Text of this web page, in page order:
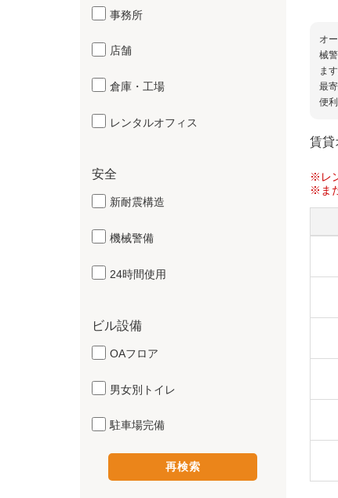
オ
械
ま
最
便
賃
※レ
※ま
事務所
店舗
倉庫・工場
レンタルオフィス
安全
新耐震構造
機械警備
24時間使用
ビル設備
OAフロア
男女別トイレ
駐車場完備